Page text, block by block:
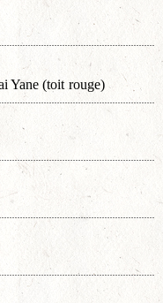
Yane (toit rouge)